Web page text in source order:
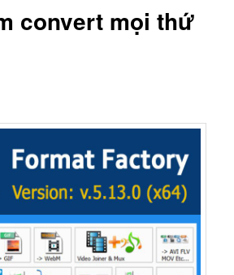
convert mọi thứ